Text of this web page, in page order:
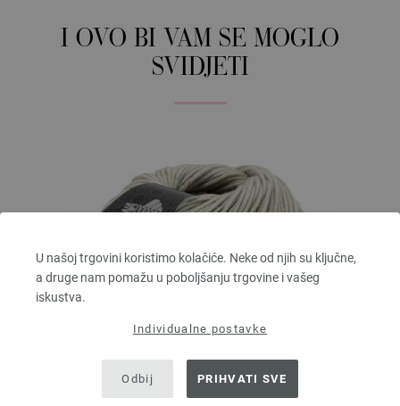
U našoj trgovini koristimo kolačiće. Neke od njih su ključne,
a druge nam pomažu u poboljšanju trgovine i vašeg
iskustva.
Individualne postavke
Odbij PRIHVATI SVE
I OVO BI VAM SE MOGLO
SVIDJETI